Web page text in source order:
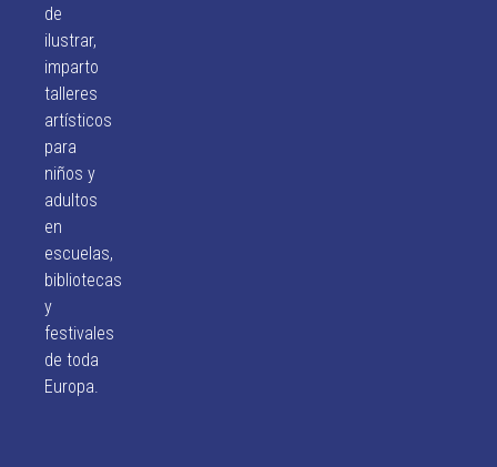
de
ilustrar,
imparto
talleres
artísticos
para
niños y
adultos
en
escuelas,
bibliotecas
y
festivales
de toda
Europa.